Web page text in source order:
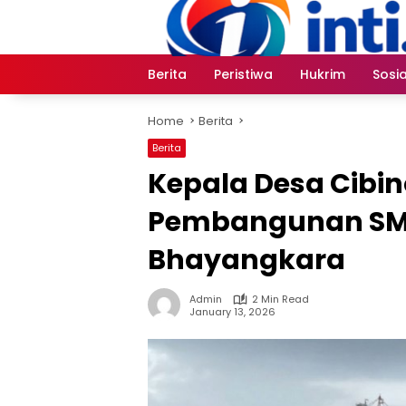
Berita
Peristiwa Hukrim
Home Berita
Berita
Kepala Desa
Pembangunan
Bhayangkara
Admin
2 Min Read
January 13, 2026